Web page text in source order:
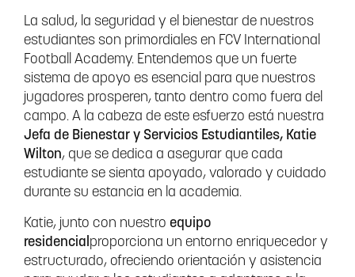
La salud, la seguridad y el bienestar de nuestros
estudiantes son primordiales en FCV International
Football Academy. Entendemos que un fuerte
sistema de apoyo es esencial para que nuestros
jugadores prosperen, tanto dentro como fuera del
campo. A la cabeza de este esfuerzo está nuestra
Jefa de Bienestar y Servicios Estudiantiles, Katie
Wilton, que se dedica a asegurar que cada
estudiante se sienta apoyado, valorado y cuidado
durante su estancia en la academia.
Katie, junto con nuestro equipo
residencialproporciona un entorno enriquecedor y
estructurado, ofreciendo orientación y asistencia